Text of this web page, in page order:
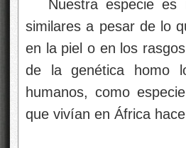
Nuestra especie es
similares a pesar de lo
en la piel o en los
de la genética homo
humanos, como
que vivían en África